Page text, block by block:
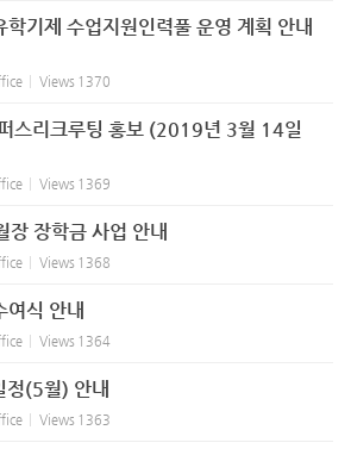
기제 수업지원인력풀 운영 계획 안내
Views 1370
스리크루팅 홍보 (2019년 3월 14일
Views 1369
장학금 사업 안내
Views 1368
식 안내
Views 1364
정(5월) 안내
Views 1363